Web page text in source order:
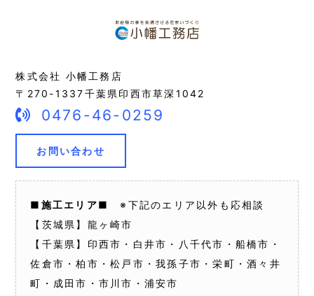
株式会社 小幡工務店
〒270-1337千葉県印西市草深1042
0476-46-0259
お問い合わせ
■施工エリア■
※下記のエリア以外も応相談
【茨城県】龍ヶ崎市
【千葉県】印西市・白井市・八千代市・船橋市・
佐倉市・柏市・松戸市・我孫子市・栄町・酒々井
町・成田市・市川市・浦安市